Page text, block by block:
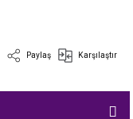
Paylaş Karşılaştır